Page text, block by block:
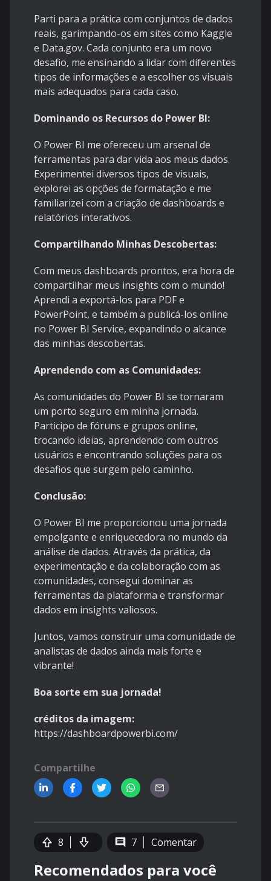
Parti para a prática com conjuntos de dados
reais, garimpando-os em sites como Kaggle
e Data.gov. Cada conjunto era um novo
desafio, me ensinando a lidar com diferentes
tipos de informações e a escolher os visuais
mais adequados para cada caso.
Dominando os Recursos do Power BI:
O Power BI me ofereceu um arsenal de
ferramentas para dar vida aos meus dados.
Experimentei diversos tipos de visuais,
explorei as opções de formatação e me
familiarizei com a criação de dashboards e
relatórios interativos.
Compartilhando Minhas Descobertas:
Com meus dashboards prontos, era hora de
compartilhar meus insights com o mundo!
Aprendi a exportá-los para PDF e
PowerPoint, e também a publicá-los online
no Power BI Service, expandindo o alcance
das minhas descobertas.
Aprendendo com as Comunidades:
As comunidades do Power BI se tornaram
um porto seguro em minha jornada.
Participo de fóruns e grupos online,
trocando ideias, aprendendo com outros
usuários e encontrando soluções para os
desafios que surgem pelo caminho.
Conclusão:
O Power BI me proporcionou uma jornada
empolgante e enriquecedora no mundo da
análise de dados. Através da prática, da
experimentação e da colaboração com as
comunidades, consegui dominar as
ferramentas da plataforma e transformar
dados em insights valiosos.
Juntos, vamos construir uma comunidade de
analistas de dados ainda mais forte e
vibrante!
Boa sorte em sua jornada!
créditos da imagem:
https://dashboardpowerbi.com/
Compartilhe
8 7 Comentar
Recomendados para você